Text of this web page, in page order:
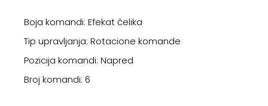
Boja komandi: Efekat čelika
Tip upravljanja: Rotacione komande
Pozicija komandi: Napred
Broj komandi: 6